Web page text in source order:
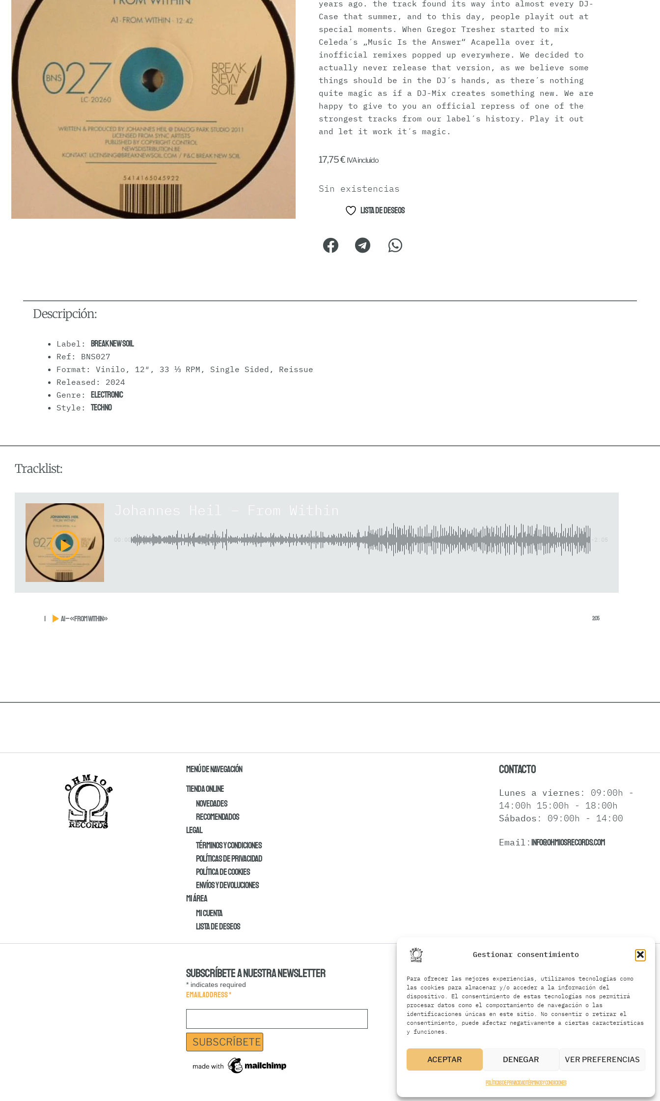
Gestionar consentimiento
Para ofrecer las mejores experiencias, utilizamos tecnologías como
las cookies para almacenar y/o acceder a la información del
dispositivo. El consentimiento de estas tecnologías nos permitirá
procesar datos como el comportamiento de navegación o las
identificaciones únicas en este sitio. No consentir o retirar el
consentimiento, puede afectar negativamente a ciertas características
y funciones.
ACEPTAR DENEGAR VER PREFERENCIAS
Políticas de privacidadTérminos y condiciones
years ago. the track found its way into almost every DJ-
Case that summer, and to this day, people playit out at
special moments. When Gregor Tresher started to mix
Celeda´s „Music Is the Answer“ Acapella over it,
inofficial remixes popped up everywhere. We decided to
actually never release that version, as we believe some
things should be in the DJ´s hands, as there´s nothing
quite magic as if a DJ-Mix creates something new. We are
happy to give to you an official repress of one of the
strongest tracks from our label´s history. Play it out
and let it work it´s magic.
17,75€ IVA incluido
Sin existencias
Lista de deseos
Descripción:
Label: Break New Soil
Ref: BNS027
Format: Vinilo, 12″, 33 ⅓ RPM, Single Sided, Reissue
Released: 2024
Genre: Electronic
Style: Techno
Tracklist:
Johannes Heil – From Within
00:00 -2:05
1 A1 – «From Within» 2:05
MENÚ DE NAVEGACIÓN
TIENDA ONLINE
Novedades
Recomendados
LEGAL
Términos y condiciones
Políticas de privacidad
Política de cookies
Envíos y devoluciones
MI ÁREA
Mi cuenta
Lista de deseos
Contacto
Lunes a viernes : 09:00h -
14:00h 15:00h - 18:00h
Sábados : 09:00h - 14:00
Email :info@ohmiosrecords.com
Subscríbete a nuestra newsletter
*indicates required
Email Address*